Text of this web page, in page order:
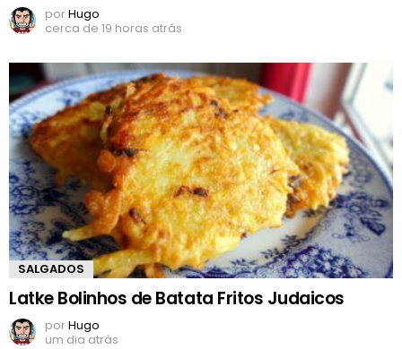
porHugo
cerca de 19 horas atrás
SALGADOS
Latke Bolinhos de Batata Fritos Judaicos
porHugo
um dia atrás